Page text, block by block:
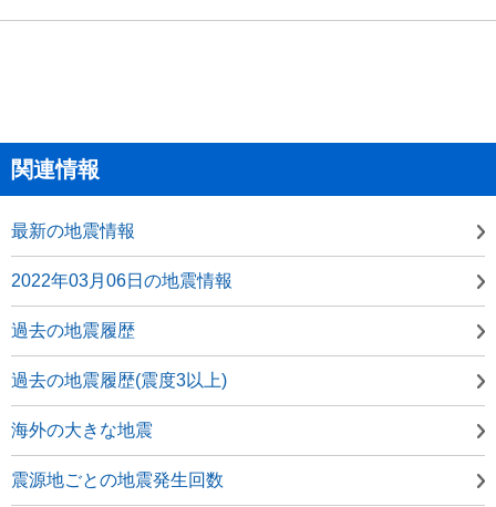
関連情報
最新の地震情報
2022年03月06日の地震情報
過去の地震履歴
過去の地震履歴(震度3以上)
海外の大きな地震
震源地ごとの地震発生回数